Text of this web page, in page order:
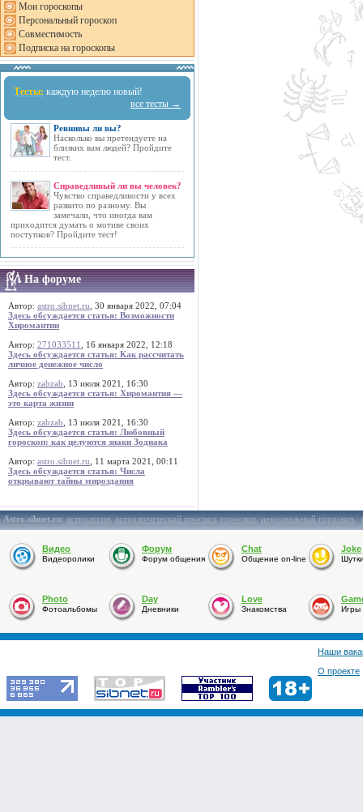
Мои гороскопы
Персональный гороскоп
Совместимость
Подписка на гороскопы
Тесты: каждую неделю новый!
все тесты →
Ревнивы ли вы?
Насколько вы претендуете на
близких вам людей? Пройдите
тест.
Справедливый ли вы человек?
Чувство справедливости у всех
развито по разному. Вы
замечали, что иногда вам
приходится думать о мотиве своих
поступков? Пройдите тест!
На форуме
Автор: astro.sibnet.ru , 30 января 2022, 07:04
Здесь обсуждается статья: Возможности
Хиромантии
Автор: 271033511
, 16 января 2022, 12:18
Здесь обсуждается статья: Как рассчитать
личное денежное число
Автор: zabzab , 13 июля 2021, 16:30
Здесь обсуждается статья: Хиромантия —
это карта жизни
Автор: zabzab , 13 июля 2021, 16:30
Здесь обсуждается статья: Любовный
гороскоп: как целуются знаки Зодиака
Автор: astro.sibnet.ru , 11 марта 2021, 00:11
Здесь обсуждается статья: Числа
открывают тайны мироздания
Astro.sibnet.ru:астрология,астрологический прогноз,гороскоп,персональный гороскоп,
Видео
Видеоролики
Форум
Форум общения
Chat
Общение on-line
Joke
Photo
Фотоальбомы
Day
Дневники
Love
Знакомства Игры
Наши
О проекте